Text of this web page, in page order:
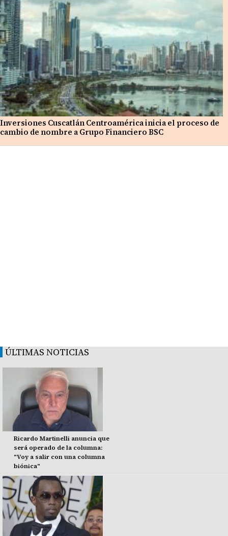
Inversiones Cuscatlán Centroamérica inicia el proceso de
cambio de nombre a Grupo Financiero BSC
ÚLTIMAS NOTICIAS
Ricardo Martinelli anuncia que
será operado de la columna:
"Voy a salir con una columna
biónica"